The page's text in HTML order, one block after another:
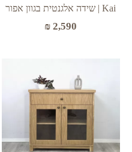
Kai | שידה אלגנטית בגוון אפור
₪ 2,590